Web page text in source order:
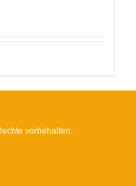
vorbehalten.